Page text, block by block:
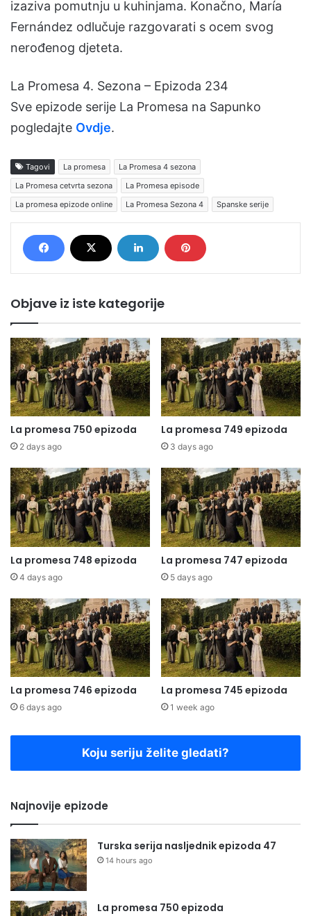
izaziva pomutnju u kuhinjama. Konačno, María
Fernández odlučuje razgovarati s ocem svog
nerođenog djeteta.
La Promesa 4. Sezona – Epizoda 234
Sve epizode serije La Promesa na Sapunko
pogledajte Ovdje.
Tagovi La promesa
La Promesa 4 sezona
La Promesa cetvrta sezona
La Promesa episode
La promesa epizode online
La Promesa Sezona 4 Spanske serije
Objave iz iste kategorije
La promesa 750 epizoda
2 days ago
La promesa 749 epizoda
3 days ago
La promesa 748 epizoda
4 days ago
La promesa 747 epizoda
5 days ago
La promesa 746 epizoda
6 days ago
La promesa 745 epizoda
1 week ago
Koju seriju želite gledati?
Najnovije epizode
Turska serija nasljednik epizoda 47
14 hours ago
La promesa 750 epizoda